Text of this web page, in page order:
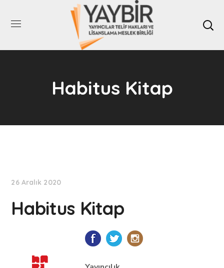
Habitus Kitap
26 Aralık 2020
Habitus Kitap